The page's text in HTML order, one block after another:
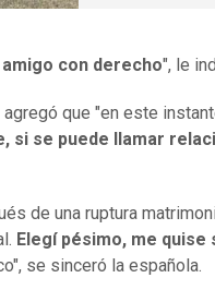
amigo con derecho", le
que "en este
si se puede llamar
de una ruptura
Elegí pésimo, me
se sinceró la española.